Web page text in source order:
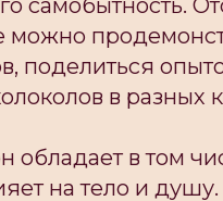
самобытность.
можно
поделиться
в разных
обладает в том
на тело и